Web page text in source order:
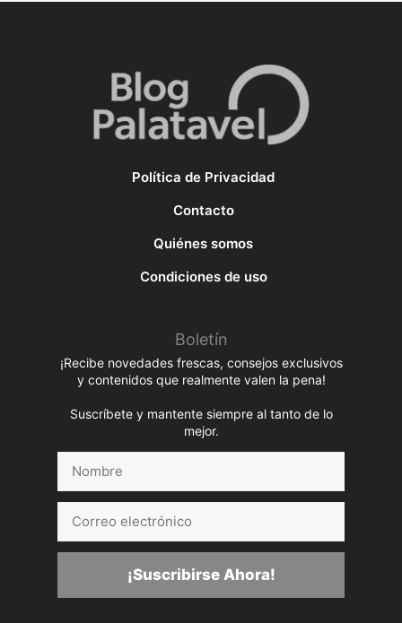
Política de Privacidad
Contacto
Quiénes somos
Condiciones de uso
Boletín
¡Recibe novedades frescas, consejos exclusivos
y contenidos que realmente valen la pena!
Suscríbete y mantente siempre al tanto de lo
mejor.
electrónico
¡Suscribirse Ahora!